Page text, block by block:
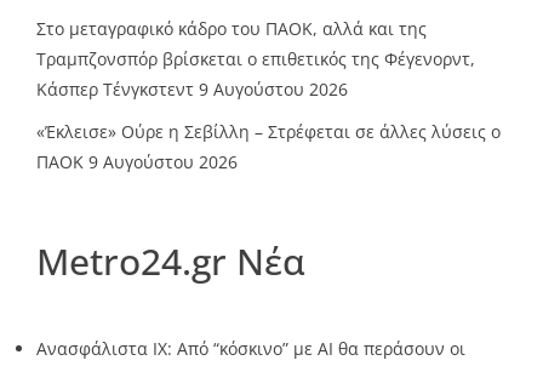
Στο μεταγραφικό κάδρο του ΠΑΟΚ, αλλά και της
Τραμπζονσπόρ βρίσκεται ο επιθετικός της Φέγενορντ,
Κάσπερ Τένγκστεντ 9 Αυγούστου 2026
«Έκλεισε» Ούρε η Σεβίλλη – Στρέφεται σε άλλες λύσεις ο
ΠΑΟΚ 9 Αυγούστου 2026
Metro24.gr Νέα
Ανασφάλιστα ΙΧ: Από “κόσκινο” με AI θα περάσουν οι